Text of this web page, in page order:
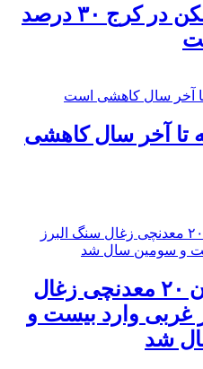
️قیمت مسکن در کرج ۳۰ درصد
تا آخر سال کاهشی
کشته شدن ۲۰ معدنچی زغال
غربی وارد بیست و
شد